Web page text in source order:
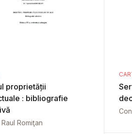
proprietății
: bibliografie
Romiţan